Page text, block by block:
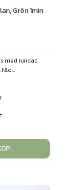
Grön 1min
med rundad